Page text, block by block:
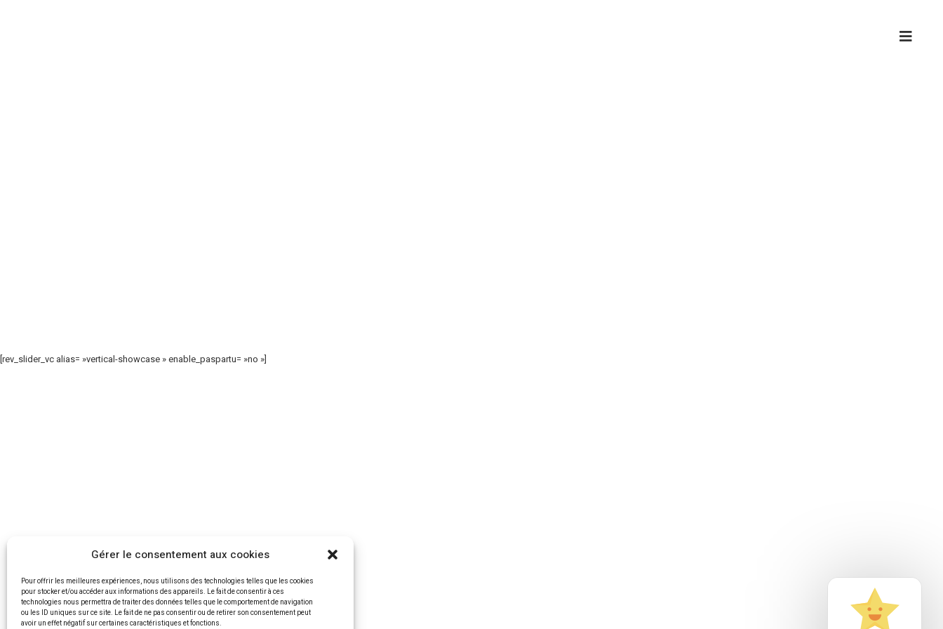
Gérer le consentement aux cookies
Pour offrir les meilleures expériences, nous utilisons des technologies telles que les cookies
pour stocker et/ou accéder aux informations des appareils. Le fait de consentir à ces
technologies nous permettra de traiter des données telles que le comportement de navigation
ou les ID uniques sur ce site. Le fait de ne pas consentir ou de retirer son consentement peut
avoir un effet négatif sur certaines caractéristiques et fonctions.
[rev_slider_vc alias= »vertical-showcase » enable_paspartu= »no »]